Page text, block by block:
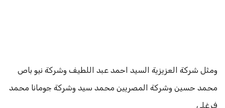
ومثل شركة العزيزية السيد احمد عبد اللطيف وشركة نيو باص
محمد حسين وشركة المصريين محمد سيد وشركة جومانا محمد
فرغلي